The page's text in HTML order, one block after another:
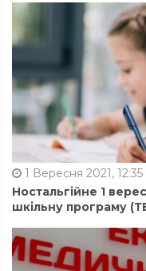
1 Вересня 2021, 12:35
Ностальгійне 1
шкільну програму